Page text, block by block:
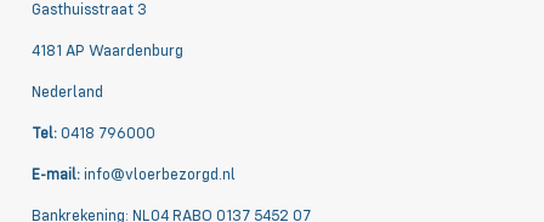
Gasthuisstraat 3
4181 AP Waardenburg
Nederland
Tel: 0418 796000
E-mail: info@vloerbezorgd.nl
Bankrekening: NL04 RABO 0137 5452 07